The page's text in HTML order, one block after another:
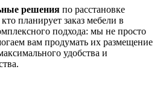
решения по расстановке
планирует заказ мебели в
подхода: мы не просто
вам продумать их размещение
удобства и